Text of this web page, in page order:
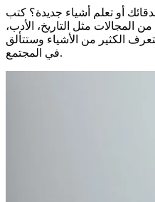
أو تعلم أشياء جديدة؟ كتب
المجالات مثل التاريخ، الأدب،
الكثير من الأشياء وستتألق
في المجتمع.